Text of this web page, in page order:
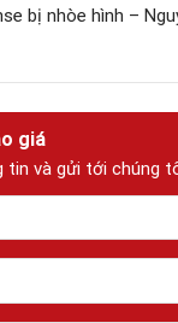
bị nhòe hình –
giá
tin và gửi tới chúng